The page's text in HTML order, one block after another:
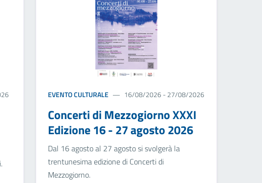
EVENTO CULTURALE 16/08/2026 - 27/08/2026
Concerti di Mezzogiorno XXXI
Edizione 16 - 27 agosto 2026
Dal 16 agosto al 27 agosto si svolgerà la
trentunesima edizione di Concerti di
Mezzogiorno.